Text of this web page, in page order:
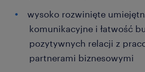
wysoko rozwinięte
komunikacyjne i łatwość
pozytywnych relacji z
partnerami biznesowymi